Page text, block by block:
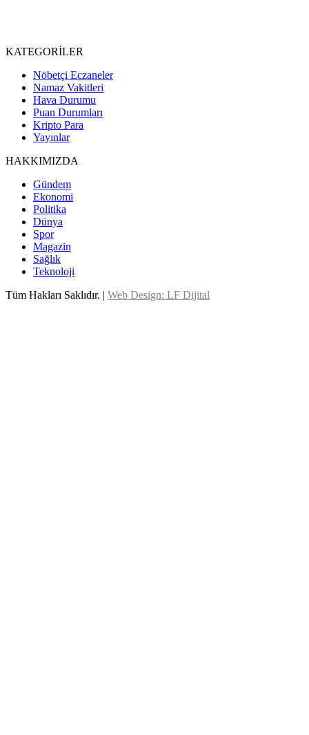
KATEGORİLER
Nöbetçi Eczaneler
Namaz Vakitleri
Hava Durumu
Puan Durumları
Kripto Para
Yayınlar
HAKKIMIZDA
Gündem
Ekonomi
Politika
Dünya
Spor
Magazin
Sağlık
Teknoloji
Tüm Hakları Saklıdır. | Web Design: LF Dijital